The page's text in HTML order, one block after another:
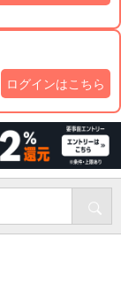
ログインはこちら